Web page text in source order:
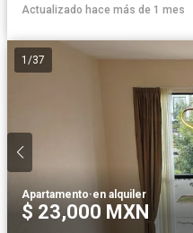
Actualizado hace más de 1 mes
1 /37
Apartamento·en alquiler
$ 23,000 MXN